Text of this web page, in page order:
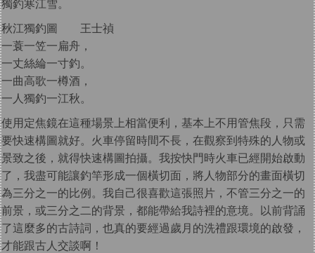
獨釣寒江雪。
秋江獨釣圖 王士禎
一蓑一笠一扁舟，
一丈絲綸一寸釣。
一曲高歌一樽酒，
一人獨釣一江秋。
使用定焦鏡在這種場景上相當便利，基本上不用管焦段，只需
要快速構圖就好。火車停留時間不長，在觀察到特殊的人物或
景致之後，就得快速構圖拍攝。我按快門時火車已經開始啟動
了，我盡可能讓釣竿形成一個橫切面，將人物部分的畫面橫切
為三分之一的比例。我自己很喜歡這張照片，不管三分之一的
前景，或三分之二的背景，都能帶給我詩裡的意境。以前背誦
了這麼多的古詩詞，也真的要經過歲月的洗禮跟環境的啟發，
才能跟古人交談啊！